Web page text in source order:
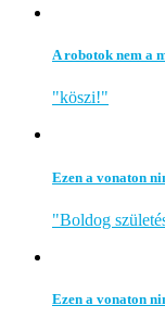
A robotok nem a
"köszi!"
Ezen a vonaton
"Boldog
Ezen a vonaton